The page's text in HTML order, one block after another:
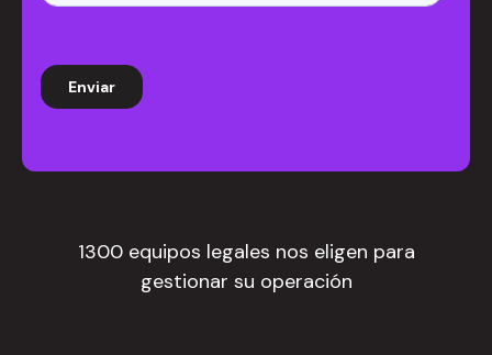
1300 equipos legales nos eligen para
gestionar su operación